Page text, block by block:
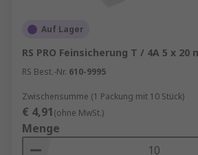
Auf Lager
RS PRO Feinsicherung T / 4A 5 x 20
RS Best.-Nr. 610-9995
Zwischensumme (1 Packung mit 10 Stück)
€ 4,91(ohne MwSt.)
Menge